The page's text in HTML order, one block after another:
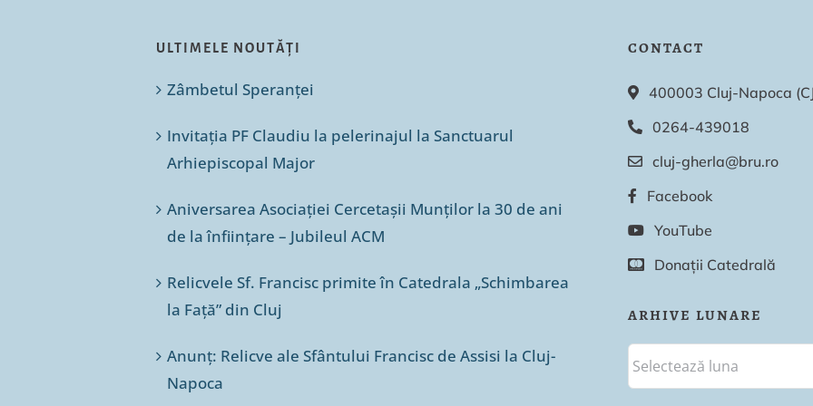
ULTIMELE NOUTĂȚI
Zâmbetul Speranței
Invitația PF Claudiu la pelerinajul la Sanctuarul
Arhiepiscopal Major
Aniversarea Asociației Cercetașii Munților la 30 de ani
de la înființare – Jubileul ACM
Relicvele Sf. Francisc primite în Catedrala „Schimbarea
la Față” din Cluj
Anunț: Relicve ale Sfântului Francisc de Assisi la Cluj-
Napoca
CONTACT
400003 Cluj-Napoca
0264-439018
cluj-gherla@bru.ro
Facebook
YouTube
Donații Catedrală
ARHIVE LUNARE